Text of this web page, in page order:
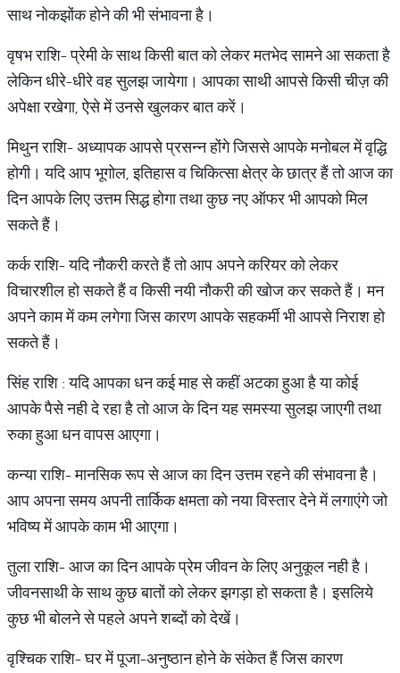
साथ नोकझोंक होने की भी संभावना है।
वृषभ राशि- प्रेमी के साथ किसी बात को लेकर मतभेद सामने आ सकता है
लेकिन धीरे-धीरे वह सुलझ जायेगा। आपका साथी आपसे किसी चीज़ की
अपेक्षा रखेगा, ऐसे में उनसे खुलकर बात करें।
मिथुन राशि- अध्यापक आपसे प्रसन्न होंगे जिससे आपके मनोबल में वृद्धि
होगी। यदि आप भूगोल, इतिहास व चिकित्सा क्षेत्र के छात्र हैं तो आज का
दिन आपके लिए उत्तम सिद्ध होगा तथा कुछ नए ऑफर भी आपको मिल
सकते हैं।
कर्क राशि- यदि नौकरी करते हैं तो आप अपने करियर को लेकर
विचारशील हो सकते हैं व किसी नयी नौकरी की खोज कर सकते हैं। मन
अपने काम में कम लगेगा जिस कारण आपके सहकर्मी भी आपसे निराश हो
सकते हैं।
सिंह राशि : यदि आपका धन कई माह से कहीं अटका हुआ है या कोई
आपके पैसे नही दे रहा है तो आज के दिन यह समस्या सुलझ जाएगी तथा
रुका हुआ धन वापस आएगा।
कन्या राशि- मानसिक रूप से आज का दिन उत्तम रहने की संभावना है।
आप अपना समय अपनी तार्किक क्षमता को नया विस्तार देने में लगाएंगे जो
भविष्य में आपके काम भी आएगा।
तुला राशि- आज का दिन आपके प्रेम जीवन के लिए अनुकूल नही है।
जीवनसाथी के साथ कुछ बातों को लेकर झगड़ा हो सकता है। इसलिये
कुछ भी बोलने से पहले अपने शब्दों को देखें।
वृश्चिक राशि- घर में पूजा-अनुष्ठान होने के संकेत हैं जिस कारण